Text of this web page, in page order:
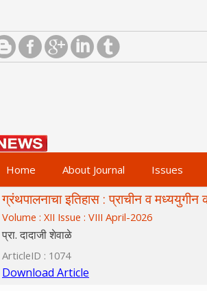
Home About Journal Issues
ग्रंथपालनाचा इतिहास : प्राचीन व
Volume : XII Issue : VIII April-2026
प्रा. दादाजी शेवाळे
ArticleID : 1074
Download Article